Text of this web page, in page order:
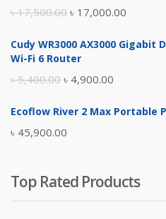
৳17,500.00 Original
was:
৳ 17,000.00
is:
Cudy WR3000 AX3000 Gigabit
Wi-Fi 6 Router
৳5,400.00 Original
was:
৳ 5,400.00.
৳ 4,900.00
is:
Ecoflow River 2 Max Portable
৳ 45,900.00
Top Rated Products